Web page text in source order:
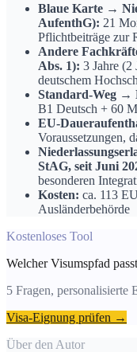
Blaue Karte →
AufenthG): 21
Pflichtbeiträge zur
Andere
Abs. 1): 3 Jahre (2
deutschem
Standard-Weg →
B1 Deutsch + 60
EU-
Voraussetzungen,
StAG, seit Juni
besonderen
Kosten: ca. 113
Ausländerbehörde
Kostenloses Tool
Welcher Visumspfad
5 Fragen,
Visa-Eignung prüfen →
Über den Autor